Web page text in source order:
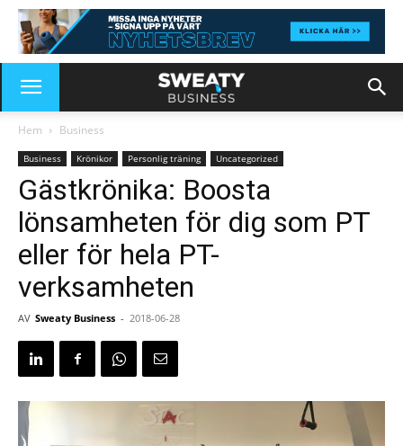
Hem Business
Business Krönikor Personlig träning Uncategorized
Gästkrönika: Boosta
lönsamheten för dig som PT
eller för hela PT-
verksamheten
AV Sweaty Business - 2018-06-28